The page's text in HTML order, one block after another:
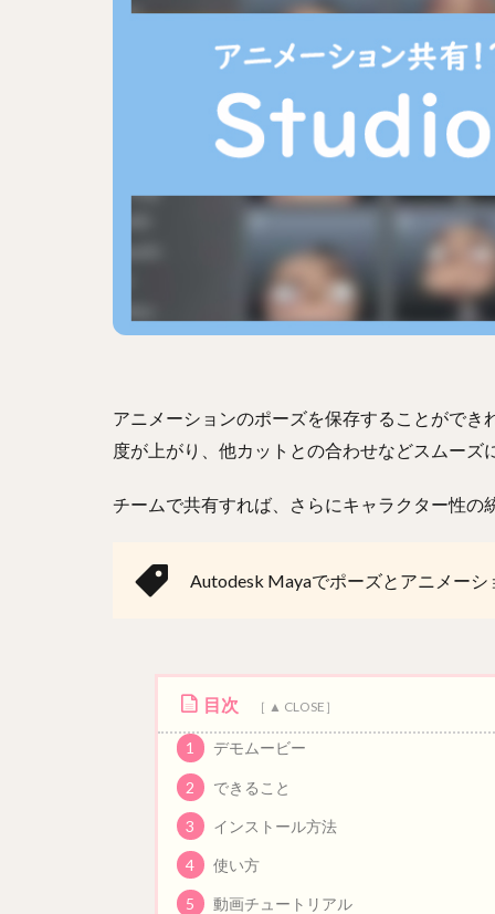
アニメーションのポーズを保存することがで
度が上がり、他カットとの合わせなどスムーズ
チームで共有すれば、さらにキャラクター性の
Autodesk Mayaでポーズとアニメーシ
目次
1 デモムービー
2 できること
3 インストール方法
4 使い方
5 動画チュートリアル